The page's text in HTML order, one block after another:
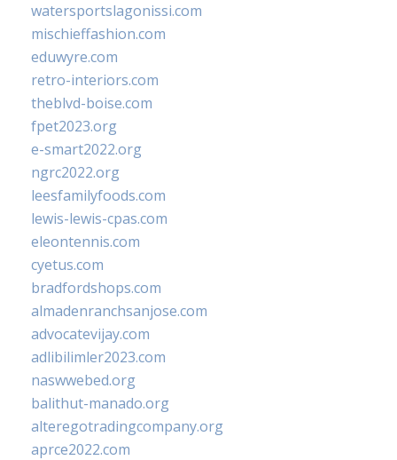
watersportslagonissi.com
mischieffashion.com
eduwyre.com
retro-interiors.com
theblvd-boise.com
fpet2023.org
e-smart2022.org
ngrc2022.org
leesfamilyfoods.com
lewis-lewis-cpas.com
eleontennis.com
cyetus.com
bradfordshops.com
almadenranchsanjose.com
advocatevijay.com
adlibilimler2023.com
naswwebed.org
balithut-manado.org
alteregotradingcompany.org
aprce2022.com